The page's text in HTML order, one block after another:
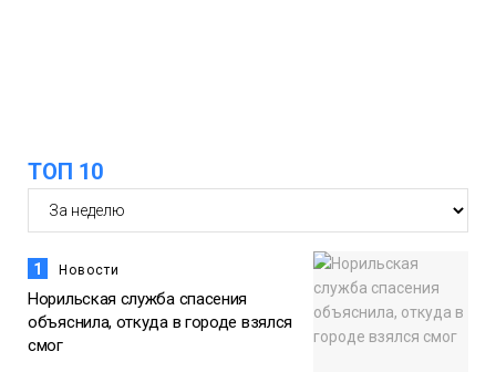
ТОП 10
1 Новости
Норильская служба спасения
объяснила, откуда в городе взялся
смог